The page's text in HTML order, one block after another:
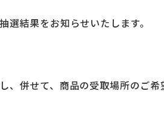
結果をお知らせいたします。
、併せて、商品の受取場所のご希